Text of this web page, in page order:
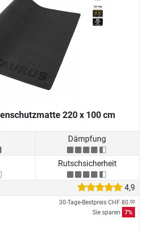
220 x 100 cm
Dämpfung
Rutschsicherheit
4,9
30-Tage-Bestpreis CHF 80.00
Sie sparen 7%